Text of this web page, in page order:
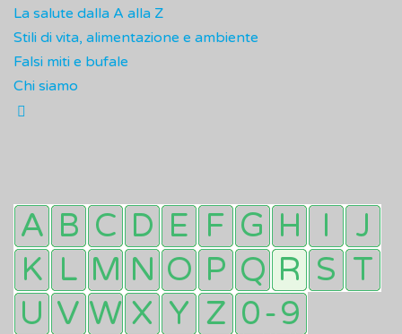
La salute dalla A alla Z
Stili di vita, alimentazione e ambiente
Falsi miti e bufale
Chi siamo